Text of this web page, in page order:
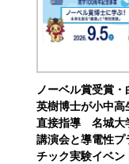
ノーベル賞受賞・
英樹博士が小中高
直接指導 名城大
講演会と導電性プ
チック実験イベン